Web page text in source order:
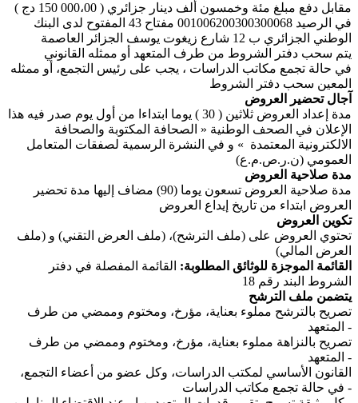
مقابل دفع مبلغ مئة وخمسون ألف دينار جزائري ( 000،00 150 دج )
في الرصيد 001006200300300068 مفتاح 43 المفتوح لدى البنك
الوطني الجزائري ب 12 شارع زيغوت يوسف الجزائر العاصمة
يتم سحب دفتر الشروط من طرف المتعهد أو ممثله القانوني
في حالة تجمع مكاتب الدراسات ، يجب على رئيس التجمع، أو ممثله
المعين سحب دفتر الشروط
آجال تحضير العروض
مدة إعداد العروض ثلاثين ( 30 ) يوما ابتداءا من أول يوم صدر فيه هذا
الإعلان في الصحف الوطنية « الصحافة المكتوبة والصحافة
الالكترونية المعتمدة » و في النشرة الرسمية لصفقات المتعامل
العمومي (ن.ر.ص.م.ع)
مدة صلاحية العروض
مدة صلاحية العروض تسعون يوما (90) مضاف إليها مدة تحضير
العروض ابتداء من تاريخ إيداع العروض
تكوين العروض
تحتوي العروض على (ملف الترشح)، (ملف العرض التقني) و (ملف
العرض المالي)
القائمة الموجزة للوثائق المطلوبة: القائمة المفصلة في دفتر
الشروط البند رقم 18
يتضمن ملف الترشح
تصريح بالترشح مملوء بعناية، مؤرخ، ومختوم وممضي من طرف
المتعهد -
تصريح بالنزاهة مملوء بعناية، مؤرخ، ومختوم وممضي من طرف
المتعهد -
القانون الأساسي لمكتب الدراسات، وكل عضو من أعضاء التجمع،
في حالة تجمع مكاتب الدراسات -